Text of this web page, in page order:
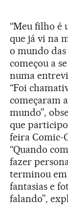
“Meu filho é
que já vi na
o mundo das
começou a
numa
“Foi
começaram
mundo”,
que
feira Comic-
“Quando
fazer
terminou em
fantasias e
falando”,